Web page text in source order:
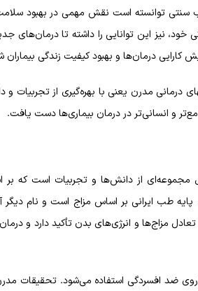
توانسته است نقش مهمی در بهبود سلامت
نیز این توانایی را داشته تا درمان‌های
کارایی درمان‌ها و بهبود کیفیت زندگی بیماران
درمانی مدرن یعنی با بهره‌گیری از تجربیات
و انسانی‌تر در درمان بیماری‌ها دست یافت.
مجموعه‌ای از دانش‌ها و تجربیات است که بر
طب ایرانی بر اساس مزاج است و نام
مزاج‌ها و انرژی‌های بدن تأکید دارد و
ضد افسردگی استفاده می‌شود. تحقیقات